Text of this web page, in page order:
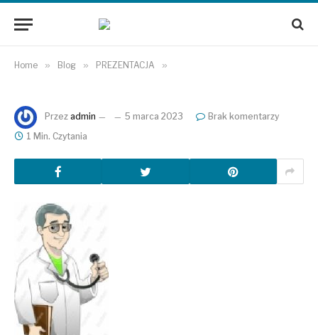
Home » Blog » PREZENTACJA »
Przez admin 5 marca 2023
Brak komentarzy
1 Min. Czytania